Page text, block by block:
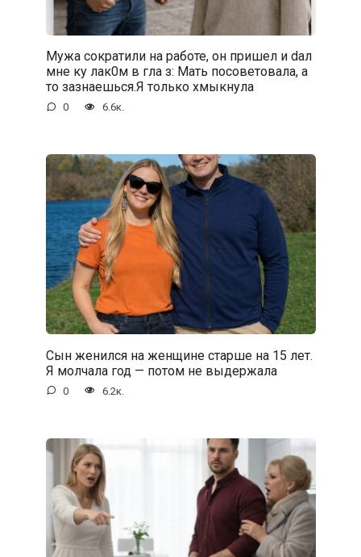
Мужа сократили на работе, он пришел и dал
мне ку лак0м в гла з: Мать посоветовала, а
то зазнаешься.Я только хмыкнула
0 6.6к.
Сын женился на женщине старше на 15 лет.
Я молчала год — потом не выдержала
0 6.2к.